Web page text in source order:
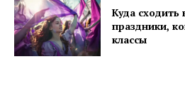
Куда сходить
праздники,
классы